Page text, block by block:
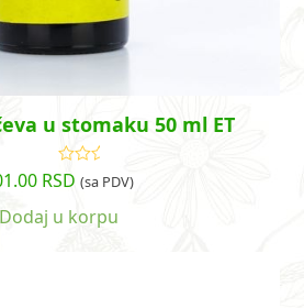
u stomaku 50 ml ET
Ocenjeno
sa4.56od
RSD (sa PDV)
Dodaj u korpu